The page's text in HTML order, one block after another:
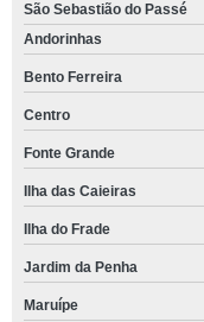
São Sebastião do Passé
Andorinhas
Bento Ferreira
Centro
Fonte Grande
Ilha das Caieiras
Ilha do Frade
Jardim da Penha
Maruípe